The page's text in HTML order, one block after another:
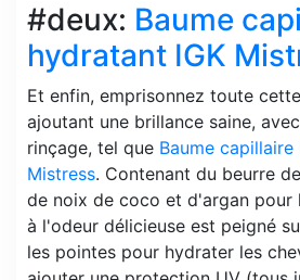
#deux: Baume
hydratant IGK
Et enfin, emprisonnez toute
ajoutant une brillance saine,
rinçage, tel que Baume
Mistress. Contenant du beurre
de noix de coco et d'argan pour
à l'odeur délicieuse est peigné
les pointes pour hydrater les